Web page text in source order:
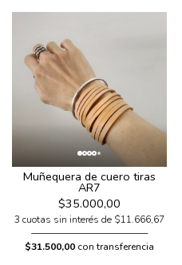
Muñequera de cuero tiras
AR7
$35.000,00
3 cuotas sin interés de $11.666,67
$31.500,00 con transferencia